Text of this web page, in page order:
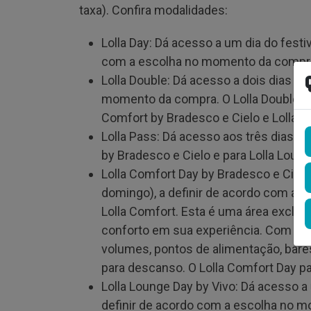
taxa). Confira modalidades:
Lolla Day: Dá acesso a um dia do
com a escolha no momento da
Lolla Double: Dá acesso a dois dias
momento da compra. O Lolla Double
Comfort by Bradesco e Cielo e Lolla
Lolla Pass: Dá acesso aos três dias
by Bradesco e Cielo e para Lolla
Lolla Comfort Day by Bradesco e
domingo), a definir de acordo com a
Lolla Comfort. Esta é uma área
conforto em sua experiência. Com
volumes, pontos de alimentação,
para descanso. O Lolla Comfort Day
Lolla Lounge Day by Vivo: Dá acesso
definir de acordo com a escolha no